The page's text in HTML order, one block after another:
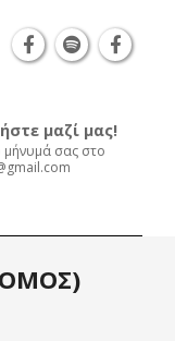
μαζί μας!
μήνυμά σας στο